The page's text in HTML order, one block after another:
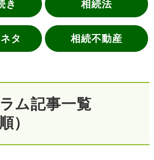
き 相続法
タ 相続不動産
ム記事一覧
）